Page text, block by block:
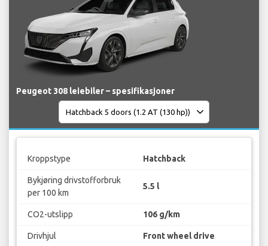
Peugeot 308 leiebiler – spesifikasjoner
Kroppstype Hatchback
Bykjøring drivstofforbruk
per 100 km
5.5 l
CO2-utslipp 106 g/km
Drivhjul Front wheel drive